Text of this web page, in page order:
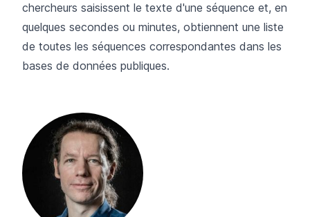
chercheurs saisissent le texte d'une séquence et, en
quelques secondes ou minutes, obtiennent une liste
de toutes les séquences correspondantes dans les
bases de données publiques.